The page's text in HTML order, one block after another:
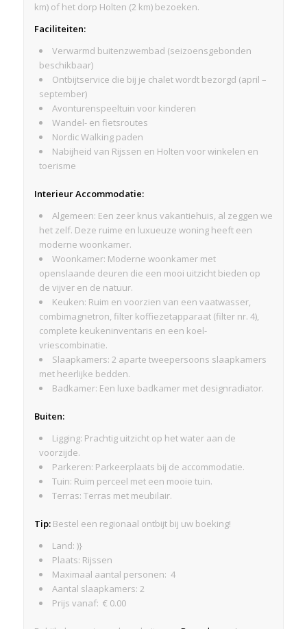
km) of het dorp Holten (2 km) bezoeken.
Faciliteiten:
Verwarmd buitenzwembad (seizoensgebonden
beschikbaar)
Ontbijtservice die bij je chalet wordt bezorgd (april –
september)
Avonturenspeeltuin voor kinderen
Wandel- en fietsroutes
Nordic Walking paden
Nabijheid van Rijssen en Holten voor winkelen en
toerisme
Interieur Accommodatie:
Algemeen: Een zeer knus vakantiehuis, al zeggen we
het zelf. Deze ruime en luxueuze woning heeft een
moderne woonkamer.
Woonkamer: Moderne woonkamer met
openslaande deuren die een mooi uitzicht bieden op
de vijver en de natuur.
Keuken: Ruim en voorzien van een vaatwasser,
combimagnetron, filter koffiezetapparaat (filter nr. 4),
complete keukeninventaris en een koel-
vriescombinatie.
Slaapkamers: 2 aparte tweepersoons slaapkamers
met heerlijke bedden.
Badkamer: Een luxe badkamer met designradiator.
Buiten:
Ligging: Prachtig uitzicht op het water aan de
voorzijde.
Parkeren: Parkeerplaats bij de accommodatie.
Tuin: Ruim perceel met een mooie tuin.
Terras: Terras met meubilair.
Tip:Bestel een regionaal ontbijt bij uw boeking!
Land: )}
Plaats: Rijssen
Maximaal aantal personen: 4
Aantal slaapkamers: 2
Prijs vanaf: € 0.00